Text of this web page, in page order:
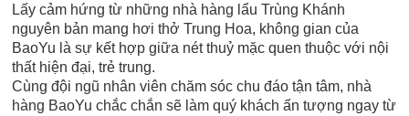
Lấy cảm hứng từ những nhà hàng lẩu Trùng Khánh
nguyên bản mang hơi thở Trung Hoa, không gian của
BaoYu là sự kết hợp giữa nét thuỷ mặc quen thuộc với nội
thất hiện đại, trẻ trung.
Cùng đội ngũ nhân viên chăm sóc chu đáo tận tâm, nhà
hàng BaoYu chắc chắn sẽ làm quý khách ấn tượng ngay từ